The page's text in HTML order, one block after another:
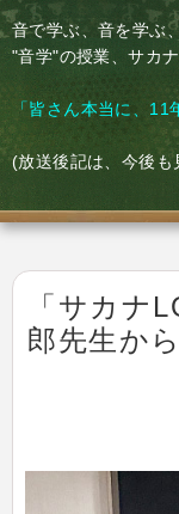
音で学ぶ、音を学ぶ
"音学"の授業、サカ
「皆さん本当に、
(放送後記は、今後も
「サカナ
郎先生か